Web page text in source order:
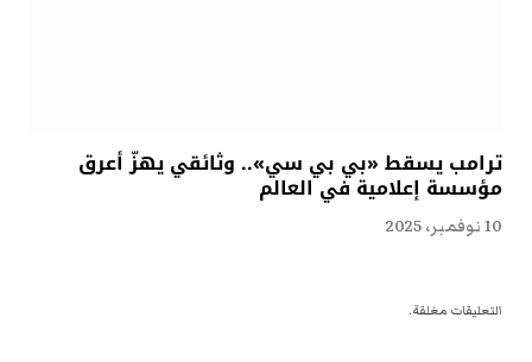
ترامب يسقط «بي بي سي».. وثائقي يهزّ أعرق
مؤسسة إعلامية في العالم
10 نوفمبر، 2025
التعليقات مغلقة.